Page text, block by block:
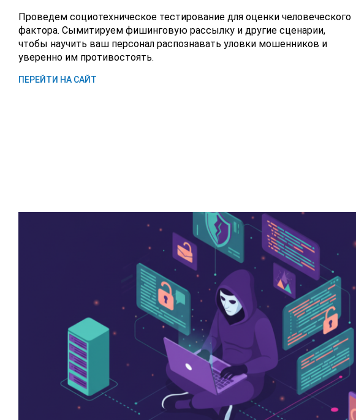
Проведем социотехническое тестирование для оценки человеческого
фактора. Сымитируем фишинговую рассылку и другие сценарии,
чтобы научить ваш персонал распознавать уловки мошенников и
уверенно им противостоять.
ПЕРЕЙТИ НА САЙТ